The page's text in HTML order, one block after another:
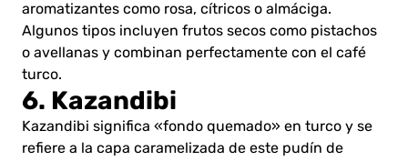
aromatizantes como rosa, cítricos o almáciga.
Algunos tipos incluyen frutos secos como pistachos
o avellanas y combinan perfectamente con el café
turco.
6. Kazandibi
Kazandibi significa «fondo quemado» en turco y se
refiere a la capa caramelizada de este pudín de